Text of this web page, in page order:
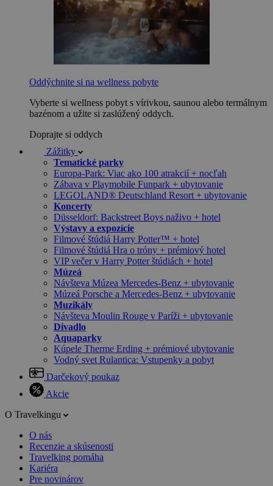
Oddýchnite si na wellness pobyte
Vyberte si wellness pobyt s vírivkou, saunou alebo termálnym
bazénom a užite si zaslúžený oddych.
Doprajte si oddych
Zážitky
Tematické parky
Europa-Park: Viac ako 100 atrakcií + nocľah
Zábava v Playmobile Funpark + ubytovanie
LEGOLAND® Deutschland Resort + ubytovanie
Koncerty
Düsseldorf: Backstreet Boys naživo + hotel
Výstavy a expozície
Filmové štúdiá Harry Potter™ + hotel
Filmové štúdiá Hra o tróny + prémiový hotel
VIP večer v Harry Potter štúdiách + hotel
Múzeá
Návšteva Múzea Mercedes-Benz + ubytovanie
Múzeá Porsche a Mercedes-Benz + ubytovanie
Muzikály
Návšteva Moulin Rouge v Paríži + ubytovanie
Divadlo
Aquaparky
Kúpele Therme Erding + prémiové ubytovanie
Vodný svet Rulantica: Vstupenky a pobyt
Darčekový poukaz
Akcie
O Travelkingu
O nás
Recenzie a skúsenosti
Travelking pomáha
Kariéra
Pre novinárov